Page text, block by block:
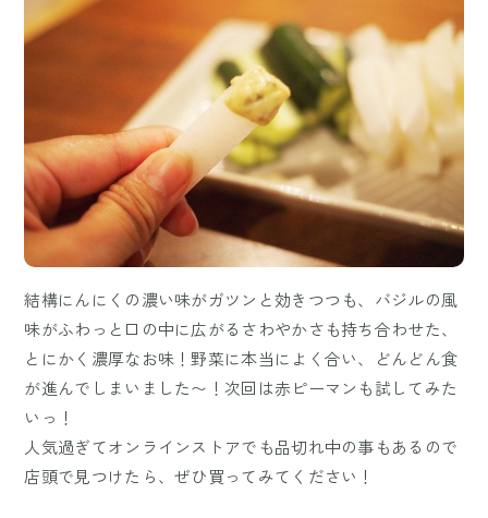
結構にんにくの濃い味がガツンと効きつつも、バジルの風
味がふわっと口の中に広がるさわやかさも持ち合わせた、
とにかく濃厚なお味！野菜に本当によく合い、どんどん食
が進んでしまいました〜！次回は赤ピーマンも試してみた
いっ！
人気過ぎてオンラインストアでも品切れ中の事もあるので
店頭で見つけたら、ぜひ買ってみてください！